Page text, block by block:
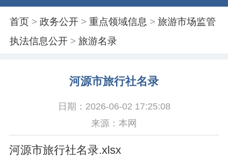
首页 >政务公开 >重点领域信息 >旅游市场监管
执法信息公开 >旅游名录
河源市旅行社名录
日期：2026-06-02 17:25:08
来源：本网
河源市旅行社名录.xlsx